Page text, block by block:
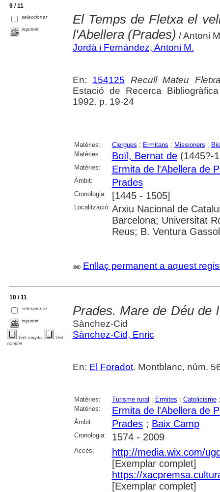
9 / 11
seleccionar
imprimir
El Temps de Fletxa el
l'Abellera (Prades) / Antoni
Jordà i Fernández, Antoni M.
En: 154125
Recull Mateu
Estació de Recerca
1992. p. 19-24
Matèries: Clergues ; Ermitans ; Missioners ;
Matèries:
Boïl, Bernat de(1445?-
Matèries: Ermita de l'Abellera de
Àmbit: Prades
Cronologia: [1445 - 1505]
Localització: Arxiu Nacional de
Barcelona; Universitat
Reus; B. Ventura
Enllaç permanent a aquest
10 / 11
seleccionar
imprimir
Text complet
Text
complet
Prades. Mare de Déu de
Sànchez-Cid
Sànchez-Cid, Enric
En: El Foradot. Montblanc, núm.
Matèries: Turisme rural ; Ermites ; Catolicisme
Matèries:
Ermita de l'Abellera de
Àmbit: Prades; Baix Camp
Cronologia: 1574 - 2009
Accés:
http://media.wix.com/
[Exemplar complet]
https://
[Exemplar complet]